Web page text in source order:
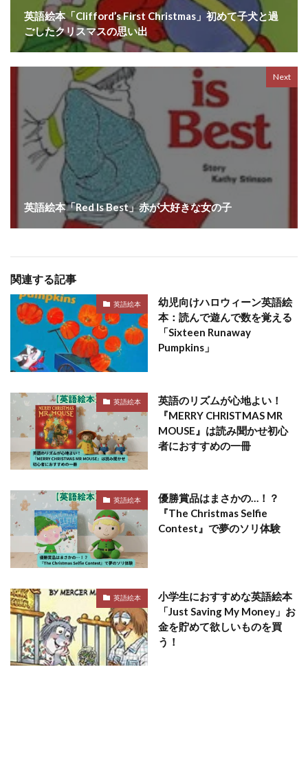
英語絵本「Clifford’s First Christmas」初めて子犬と過
ごしたクリスマスの思い出
Next
英語絵本「Red Is Best」赤が大好きな女の子
関連する記事
英語絵本
幼児向けハロウィーン英語絵
本：読んで遊んで数を覚える
「Sixteen Runaway
Pumpkins」
英語絵本
英語のリズムが心地よい！
『MERRY CHRISTMAS MR
MOUSE』は読み聞かせ初心
者におすすめの一冊
英語絵本
優勝賞品はまさかの…！？
『The Christmas Selfie
Contest』で夢のソリ体験
英語絵本
小学生におすすめな英語絵本
「Just Saving My Money」お
金を貯めて欲しいものを買
う！